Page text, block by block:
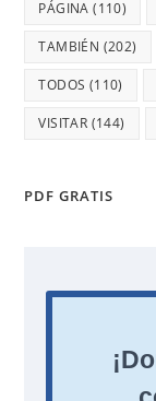
PÁGINA (110)
TAMBIÉN (202)
TODOS (110)
VISITAR (144)
PDF GRATIS